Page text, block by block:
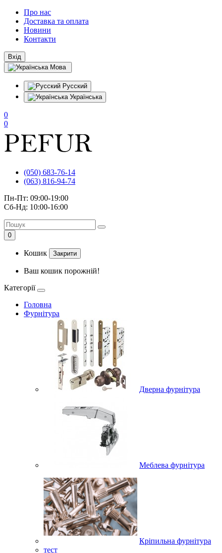
Про нас
Доставка та оплата
Новини
Контакти
Вхід
Мова
Русский
Українська
0
0
(050) 683-76-14
(063) 816-94-74
Пн-Пт: 09:00-19:00
Сб-Нд: 10:00-16:00
0
Кошик Закрити
Ваш кошик порожній!
Категорії
Головна
Фурнітура
Дверна фурнітура
Меблева фурнітура
Кріпильна фурнітура
тест